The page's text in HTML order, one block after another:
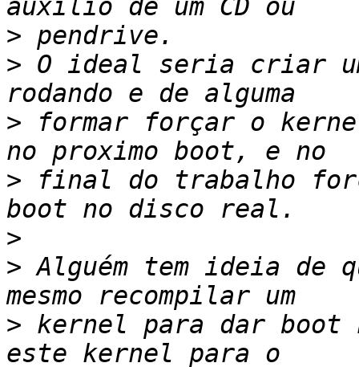
>
> O ideal seria criar
> formar forçar o
> final do trabalho
>
> Alguém tem ideia de
> kernel para dar boot